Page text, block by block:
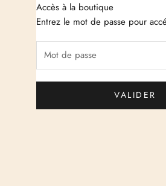
Passer au contenu Just
Accès à la boutique
Entrez le mot de passe pour
VALIDER